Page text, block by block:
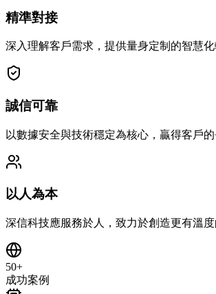
精準對接
深入理解客戶需求，提供量身定制的智慧化
誠信可靠
以數據安全與技術穩定為核心，贏得客戶的
以人為本
深信科技應服務於人，致力於創造更有溫度
50+
成功案例